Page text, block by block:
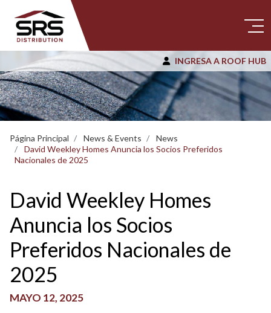
INGRESA A ROOF HUB
Página Principal News & Events
News
David Weekley Homes Anuncia los Socios Preferidos
Nacionales de 2025
David Weekley Homes
Anuncia los Socios
Preferidos Nacionales de
2025
MAYO 12, 2025